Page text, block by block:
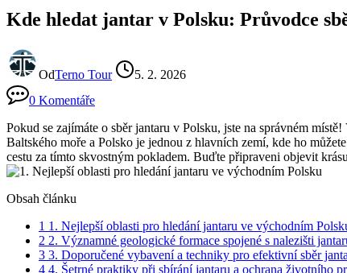
Kde hledat jantar v Polsku: Průvodce
OdTerno Tour
5. 2. 2026
0 Komentáře
Pokud se zajímáte o sběr jantaru v Polsku, jste na správném
Baltského moře a Polsko je jednou z hlavních zemí, kde ho
cestu za tímto skvostným pokladem. Buďte připraveni objevit
Obsah článku
1 1. Nejlepší oblasti pro hledání jantaru ve východním
2 2. Významné geologické formace spojené s nalezišti
3 3. Doporučené vybavení a techniky pro efektivní sběr
4 4. Šetrné praktiky při sbírání jantaru a ochrana životního